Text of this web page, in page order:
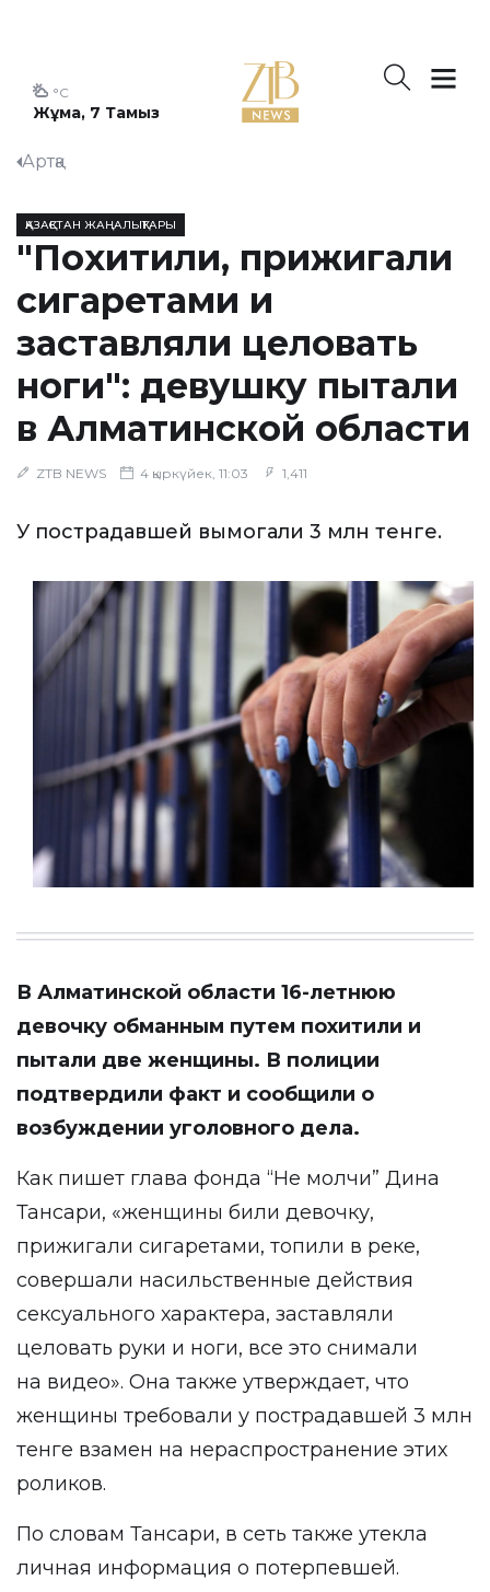
Жұма, 7 Тамыз
°C
Артқа
ҚАЗАҚСТАН ЖАҢАЛЫҚТАРЫ
"Похитили, прижигали
сигаретами и
заставляли целовать
ноги": девушку пытали
в Алматинской области
ZTB NEWS 4 қыркүйек, 11:03 1,411
У пострадавшей вымогали 3 млн тенге.
В Алматинской области 16-летнюю
девочку обманным путем похитили и
пытали две женщины. В полиции
подтвердили факт и сообщили о
возбуждении уголовного дела.
Как пишет глава фонда “Не молчи” Дина
Тансари, «женщины били девочку,
прижигали сигаретами, топили в реке,
совершали насильственные действия
сексуального характера, заставляли
целовать руки и ноги, все это снимали
на видео». Она также утверждает, что
женщины требовали у пострадавшей 3 млн
тенге взамен на нераспространение этих
роликов.
По словам Тансари, в сеть также утекла
личная информация о потерпевшей.